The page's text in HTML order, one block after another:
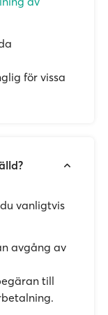
för vissa
vanligtvis
avgång av
till